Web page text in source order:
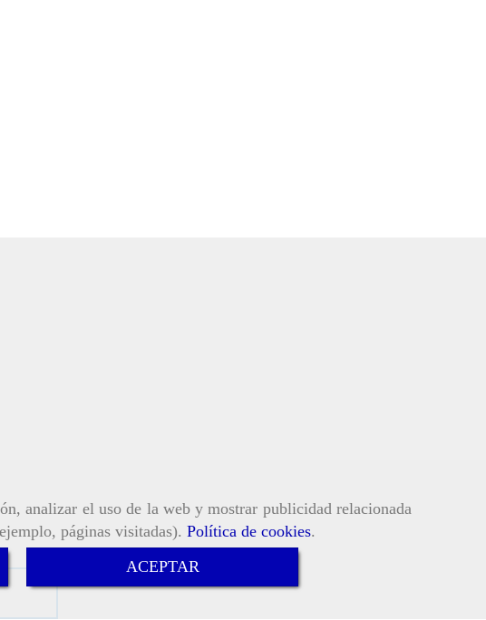
analizar el uso de la web y mostrar publicidad relacionada
páginas visitadas). Política de cookies.
ACEPTAR